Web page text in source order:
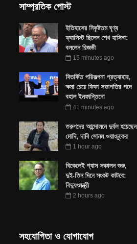
সাম্প্রতিক পোস্ট
ইতিহাসের নিকৃষ্টতম ঘৃণ্য
ফ্যাসিস্ট ছিলেন শেখ হাসিনা:
বললেন রিজভী
15 minutes ago
বিতর্কিত পরিকল্পনা প্রত্যাহার,
ক্ষমা চেয়ে ফিফা সভাপতির পদে
বহাল ইনফান্তিনো
41 minutes ago
তরুণদের আন্দোলনে দুর্বল হয়েছেন
মোদি, দাবি সোনম ওয়াংচুকের
1 hour ago
বিকেলেই গ্যাস সঞ্চালন শুরু,
দুই-তিন দিনে সংকট কাটবে:
বিদ্যুৎমন্ত্রী
2 hours ago
সহযোগিতা ও যোগাযোগ